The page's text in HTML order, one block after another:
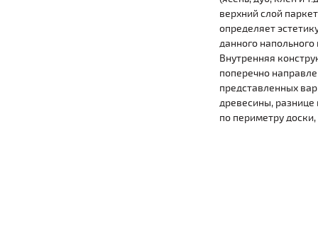
верхний слой
определяет
данного
Внутренняя
поперечно
представленных
древесины, разнице
по периметру